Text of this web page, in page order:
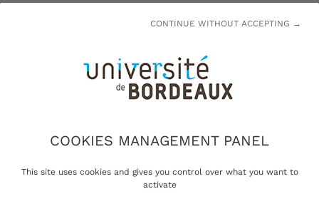
COOKIES MANAGEMENT PANEL
This site uses cookies and gives you control over what you want to
activate
CONTINUE WITHOUT ACCEPTING →
les campus de l’université de Bordeaux.
», rassembler et laisser une part d’imprévu
dans ses créations.